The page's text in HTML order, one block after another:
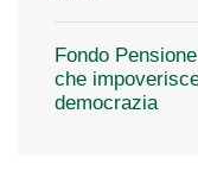
Fondo
che
democrazia